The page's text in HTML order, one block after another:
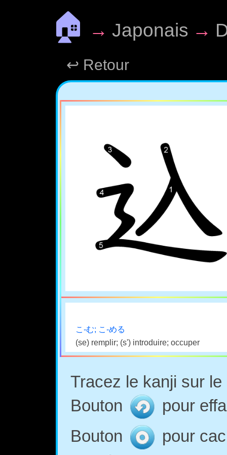
🏠 → Japonais →
↩ Retour
こ-む; こ-める
(se) remplir; (s') introduire; occuper
Tracez le kanji sur
Bouton
pour
Bouton
pour